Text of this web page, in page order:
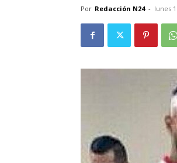
Por Redacción N24 - lunes